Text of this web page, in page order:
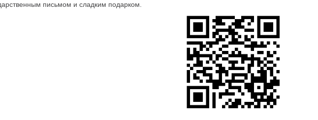
письмом и сладким подарком.